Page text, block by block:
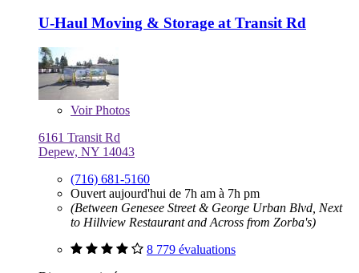
U-Haul Moving & Storage at Transit Rd
VoirPhotos
6161 Transit Rd
Depew, NY 14043
(716) 681-5160
Ouvert aujourd'hui de 7h am à 7h pm
(Between Genesee Street & George Urban Blvd, Next
to Hillview Restaurant and Across from Zorba's)
8 779 évaluations